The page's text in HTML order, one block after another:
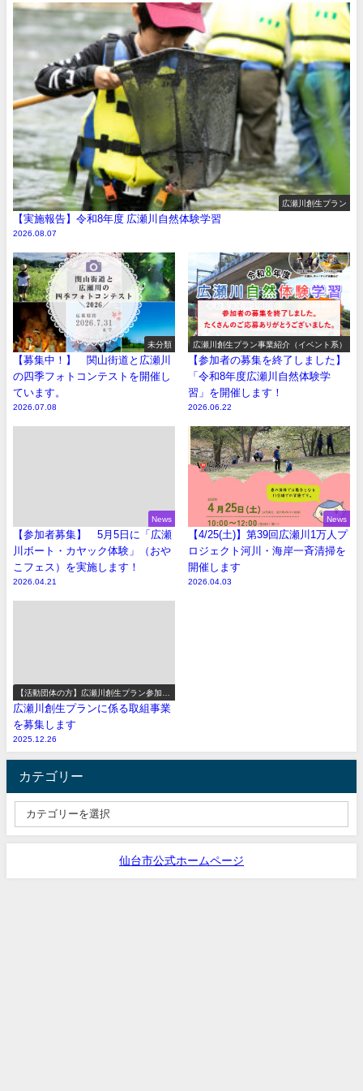
広瀬川創生プラン
【実施報告】令和8年度 広瀬川自然体験学習
2026.08.07
未分類
【募集中！】 関山街道と広瀬川
の四季フォトコンテストを開催し
ています。
2026.07.08
広瀬川創生プラン事業紹介（イベント系）
【参加者の募集を終了しました】
「令和8年度広瀬川自然体験学
習」を開催します！
2026.06.22
News
【参加者募集】 5月5日に「広瀬
川ボート・カヤック体験」（おや
こフェス）を実施します！
2026.04.21
News
【4/25(土)】第39回広瀬川1万人プ
ロジェクト河川・海岸一斉清掃を
開催します
2026.04.03
【活動団体の方】広瀬川創生プラン参加事
業の募集
広瀬川創生プランに係る取組事業
を募集します
2025.12.26
カテゴリー
仙台市公式ホームページ